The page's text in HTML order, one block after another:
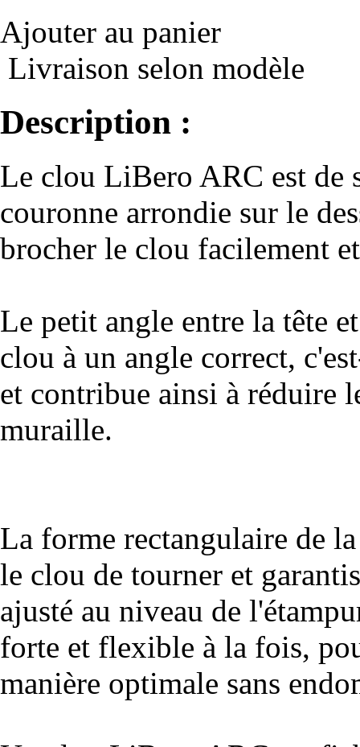
Ajouter au panier
Livraison selon modèle
Description :
Le clou LiBero ARC est de
couronne arrondie sur le
brocher le clou facilement
Le petit angle entre la tête
clou à un angle correct,
et contribue ainsi à réduire
muraille.
La forme rectangulaire de
le clou de tourner et
ajusté au niveau de
forte et flexible à la fois,
manière optimale sans